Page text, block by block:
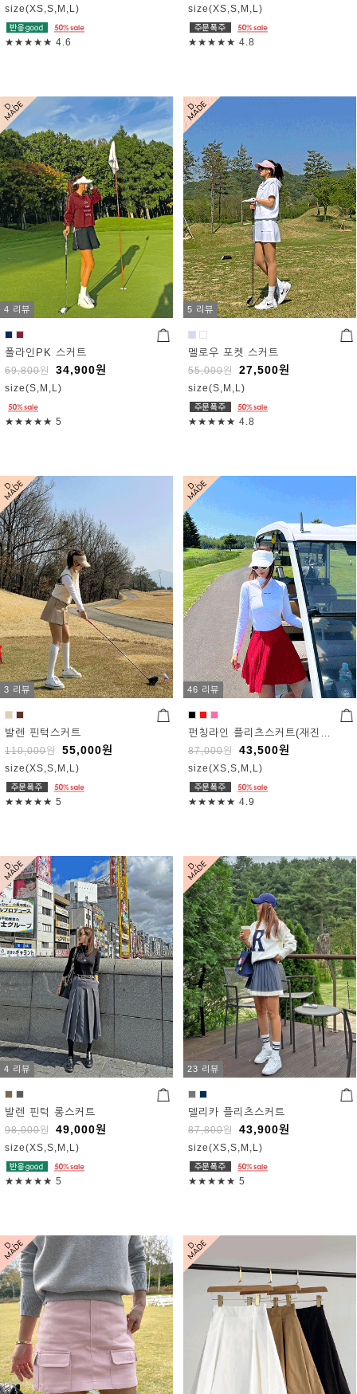
size(XS,S,M,L)
★★★★★ 4.6
size(XS,S,M,L)
★★★★★ 4.8
4 리뷰
폴라인PK 스커트
69,800원 34,900원
size(S,M,L)
★★★★★ 5
5 리뷰
멜로우 포켓 스커트
55,000원 27,500원
size(S,M,L)
★★★★★ 4.8
3 리뷰
발렌 핀턱스커트
110,000원 55,000원
size(XS,S,M,L)
★★★★★ 5
46 리뷰
87,000원 43,500원
size(XS,S,M,L)
★★★★★ 4.9
4 리뷰
발렌 핀턱 롱스커트
98,000원 49,000원
size(XS,S,M,L)
★★★★★ 5
23 리뷰
델리카 플리츠스커트
87,800원 43,900원
size(XS,S,M,L)
★★★★★ 5